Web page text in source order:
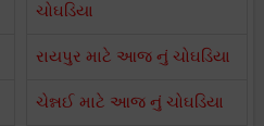
ચોઘડિયા
રાયપુર માટે આજ નું ચોઘડિયા
ચેન્નઈ માટે આજ નું ચોઘડિયા